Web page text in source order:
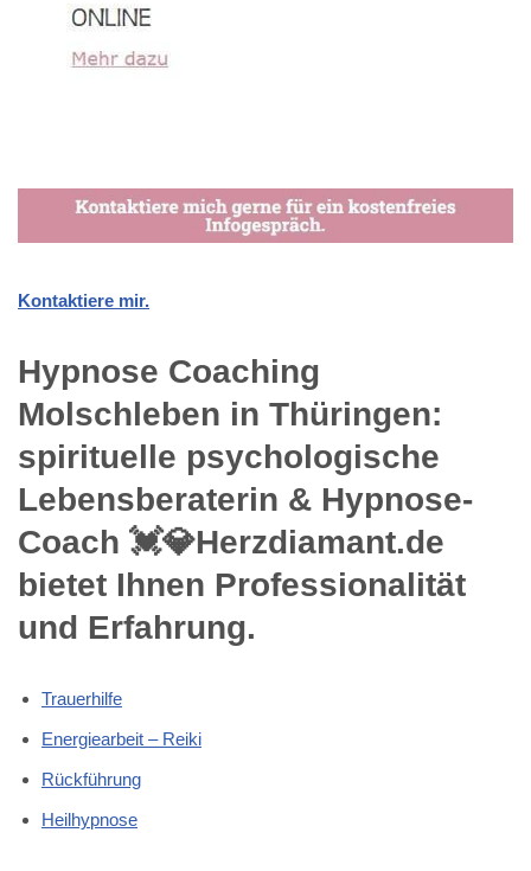
Kontaktiere mir.
Hypnose Coaching
Molschleben in Thüringen:
spirituelle psychologische
Lebensberaterin & Hypnose-
Coach 💓️💎Herzdiamant.de
bietet Ihnen Professionalität
und Erfahrung.
Trauerhilfe
Energiearbeit – Reiki
Rückführung
Heilhypnose